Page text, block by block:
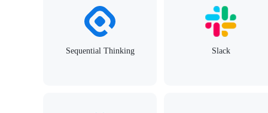
Sequential Thinking Slack